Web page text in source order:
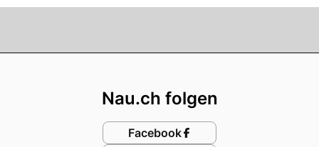
Nau.ch folgen
Facebook